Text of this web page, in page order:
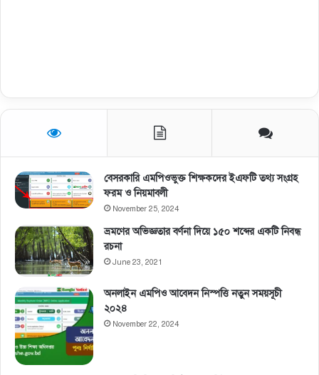
বেসরকারি এমপিওভুক্ত শিক্ষকদের ইএফটি তথ্য সংগ্রহ
ফরম ও নিয়মাবলী
November 25, 2024
ভ্রমণের অভিজ্ঞতার বর্ণনা দিয়ে ১৫০ শব্দের একটি নিবন্ধ
রচনা
June 23, 2021
অনলাইন এমপিও আবেদন নিস্পত্তি নতুন সময়সূচী
২০২৪
November 22, 2024